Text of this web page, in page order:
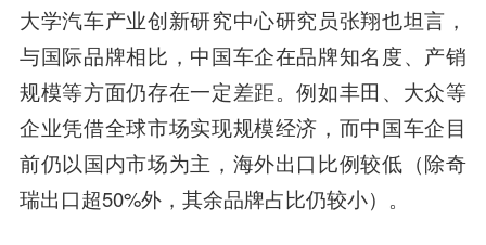
大学汽车产业创新研究中心研究员张翔也坦言，
与国际品牌相比，中国车企在品牌知名度、产销
规模等方面仍存在一定差距。例如丰田、大众等
企业凭借全球市场实现规模经济，而中国车企目
前仍以国内市场为主，海外出口比例较低（除奇
瑞出口超50%外，其余品牌占比仍较小）。